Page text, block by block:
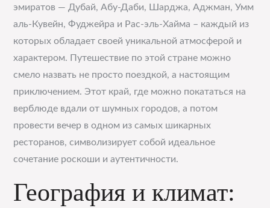
эмиратов — Дубай, Абу-Даби, Шарджа, Аджман, Умм
аль-Кувейн, Фуджейра и Рас-эль-Хайма – каждый из
которых обладает своей уникальной атмосферой и
характером. Путешествие по этой стране можно
смело назвать не просто поездкой, а настоящим
приключением. Этот край, где можно покататься на
верблюде вдали от шумных городов, а потом
провести вечер в одном из самых шикарных
ресторанов, символизирует собой идеальное
сочетание роскоши и аутентичности.
География и климат: